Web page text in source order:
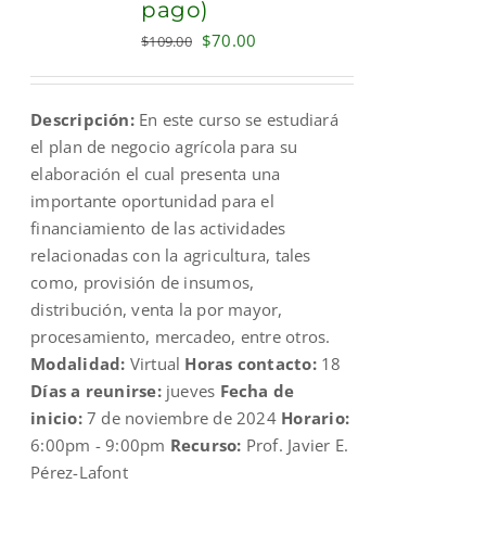
pago)
$109.00 Original
$109.00.
$70.00
$70.00.
Descripción:En este curso se estudiará
el plan de negocio agrícola para su
elaboración el cual presenta una
importante oportunidad para el
financiamiento de las actividades
relacionadas con la agricultura, tales
como, provisión de insumos,
distribución, venta la por mayor,
procesamiento, mercadeo, entre otros.
Modalidad: Virtual Horas contacto:18
Días a reunirse: jueves Fecha de
inicio: 7 de noviembre de 2024 Horario:
6:00pm - 9:00pm Recurso: Prof. Javier E.
Pérez-Lafont